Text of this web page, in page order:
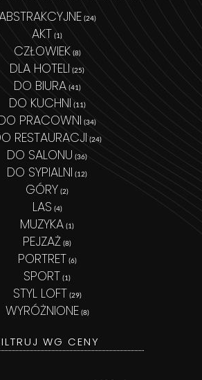
(24)
AKT (1)
CZŁOWIEK (8)
DLA HOTELI (25)
DO BIURA (41)
DO KUCHNI (11)
PRACOWNI (34)
RESTAURACJI (24)
DO SALONU (36)
DO SYPIALNI (12)
GÓRY (2)
LAS (4)
MUZYKA (1)
PEJZAŻ (8)
PORTRET (6)
SPORT (1)
STYL LOFT (29)
WYRÓŻNIONE (8)
WG CENY